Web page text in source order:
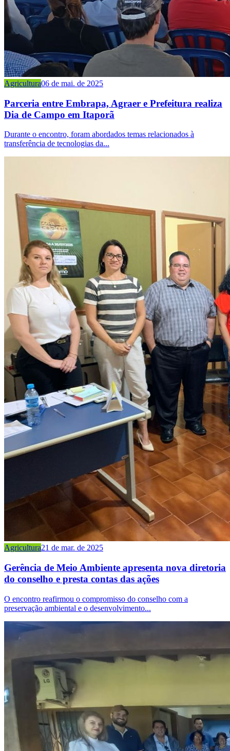
Agricultura06 de mai. de 2025
Parceria entre Embrapa, Agraer e Prefeitura realiza
Dia de Campo em Itaporã
Durante o encontro, foram abordados temas relacionados à
transferência de tecnologias da...
Agricultura21 de mar. de 2025
Gerência de Meio Ambiente apresenta nova diretoria
do conselho e presta contas das ações
O encontro reafirmou o compromisso do conselho com a
preservação ambiental e o desenvolvimento...